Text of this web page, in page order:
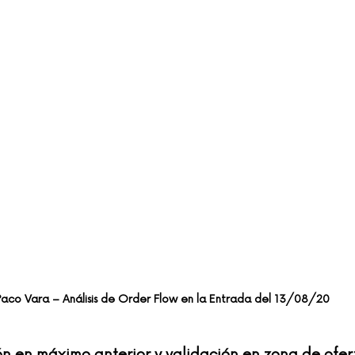
Vara – Análisis de Order Flow en la Entrada del 13/08/20